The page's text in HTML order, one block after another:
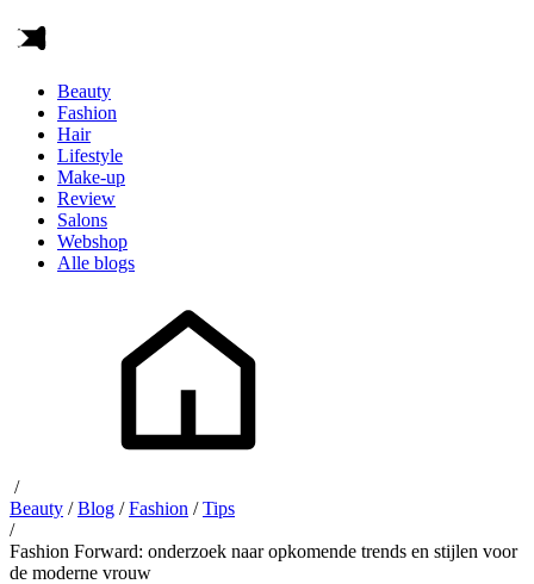
Beauty
Fashion
Hair
Lifestyle
Make-up
Review
Salons
Webshop
Alle blogs
/
Beauty /Blog /Fashion /Tips
/
Fashion Forward: onderzoek naar opkomende trends en stijlen voor
de moderne vrouw